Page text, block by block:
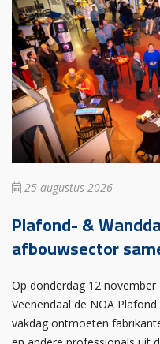
25 augustus 2026
Plafond- &
afbouwsector
Op donderdag 12
Veenendaal de NOA
vakdag ontmoeten